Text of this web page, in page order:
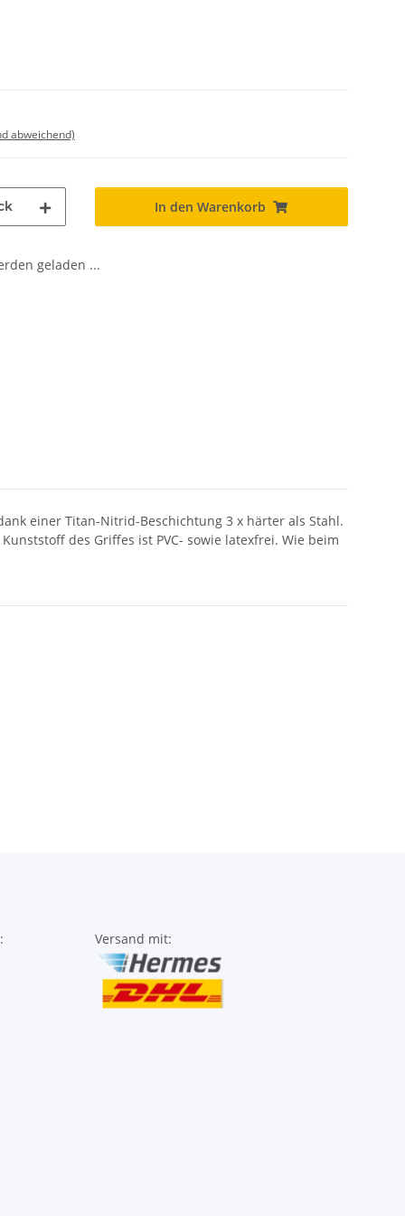
abweichend)
In den Warenkorb
geladen ...
einer Titan-Nitrid-Beschichtung 3 x härter als Stahl.
des Griffes ist PVC- sowie latexfrei. Wie beim
Versand mit: